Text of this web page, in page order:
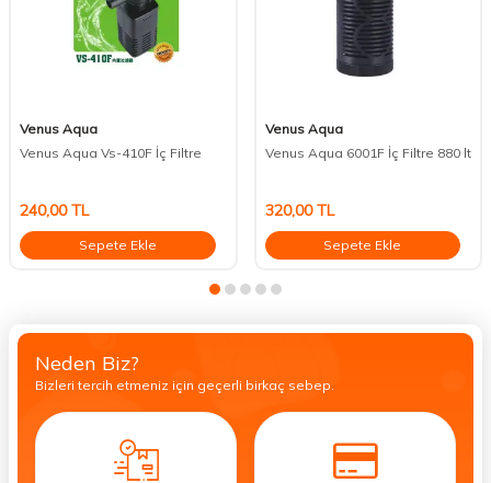
Venus Aqua
Venus Aqua Vs-410F İç Filtre
240,00TL
Sepete Ekle
Venus Aqua
Venus Aqua 6001F İç Filtre 880 lt
320,00TL
Sepete Ekle
Neden Biz?
Bizleri tercih etmeniz için geçerli birkaç sebep.